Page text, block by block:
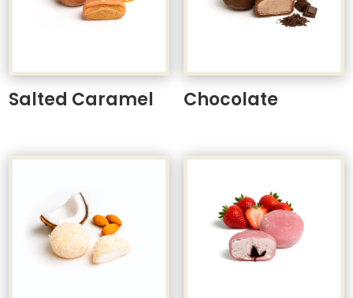
Salted Caramel Chocolate